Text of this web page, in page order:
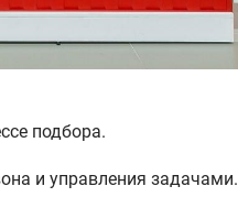
подбора.
и управления задачами.